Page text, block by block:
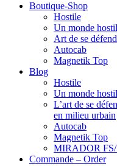
Boutique-Shop
Hostile
Un monde
Art de se
Autocab
Magnetik Top
Blog
Hostile
Un monde
L’art de se
en milieu urbain
Autocab
Magnetik Top
MIRADOR
Commande – Order